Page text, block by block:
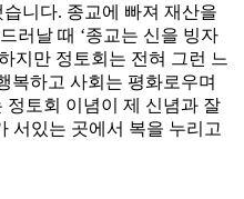
니다. 종교에 빠져 재산을
러날 때 ‘종교는 신을 빙자
지만 정토회는 전혀 그런 느
복하고 사회는 평화로우며
정토회 이념이 제 신념과 잘
서있는 곳에서 복을 누리고